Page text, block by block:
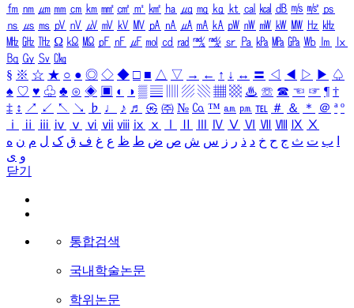
㎙ ㎚ ㎛ ㎜ ㎝ ㎞ ㎟ ㎠ ㎡ ㎢ ㏊ ㎍ ㎎ ㎏ ㏏ ㎈ ㎉ ㏈ ㎧ ㎨ ㎰
㎱ ㎲ ㎳ ㎴ ㎵ ㎶ ㎷ ㎸ ㎹ ㎀ ㎁ ㎂ ㎃ ㎄ ㎺ ㎻ ㎽ ㎾ ㎿ ㎐ ㎑
㎒ ㎓ ㎔ Ω ㏀ ㏁ ㎊ ㎋ ㎌ ㏖ ㏅ ㎭ ㎮ ㎯ ㏛ ㎩ ㎪ ㎫ ㎬ ㏝ ㏐
㏓
㏃ ㏉ ㏜ ㏆
§ ※ ☆ ★ ○ ● ◎ ◇ ◆ □ ■ △ ▽ → ← ↑ ↓ ↔ 〓 ◁ ◀ ▷ ▶ ♤
♠ ♡ ♥ ♧ ♣ ⊙ ◈ ▣ ◐ ◑ ▒ ▤ ▨ ▧ ▦ ▩ ♨ ☏ ☎ ☜ ☞ ¶ †
‡ ↕ ↗ ↙ ↖ ↘ ♭ ♩ ♪ ♬ ㉿ ㈜ № ㏇ ™ ㏂ ㏘ ℡ ＃ ＆ ＊ ＠ ª º
ⅰ
ⅱ ⅲ ⅳ ⅴ ⅵ ⅶ ⅷ ⅸ ⅹ Ⅳ Ⅴ Ⅵ Ⅶ Ⅷ Ⅸ Ⅹ
ب ت ث ج ح خ د ذ ر ز س ش ص ض ط ظ ع غ ف ق ک ل م ن ه
و ی
닫기
통합검색
국내학술논문
학위논문